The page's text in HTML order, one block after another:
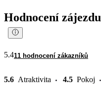
Hodnocení zájezdu
5.411 hodnocení zákazníků
5.6 Atraktivita 4.5 Pokoj